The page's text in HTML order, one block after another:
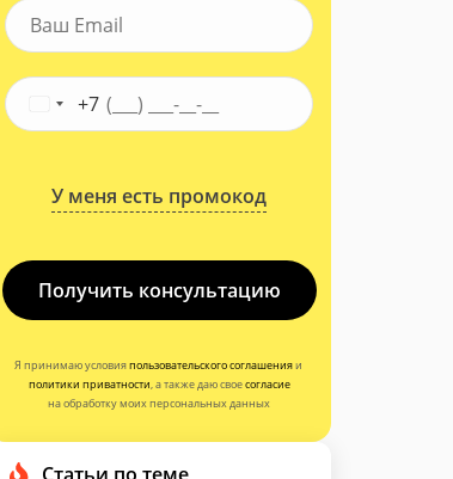
+7
У меня есть промокод
Получить консультацию
Я принимаю условияпользовательского соглашенияи
политики приватности, а также даю своесогласие
на обработку моих персональных данных